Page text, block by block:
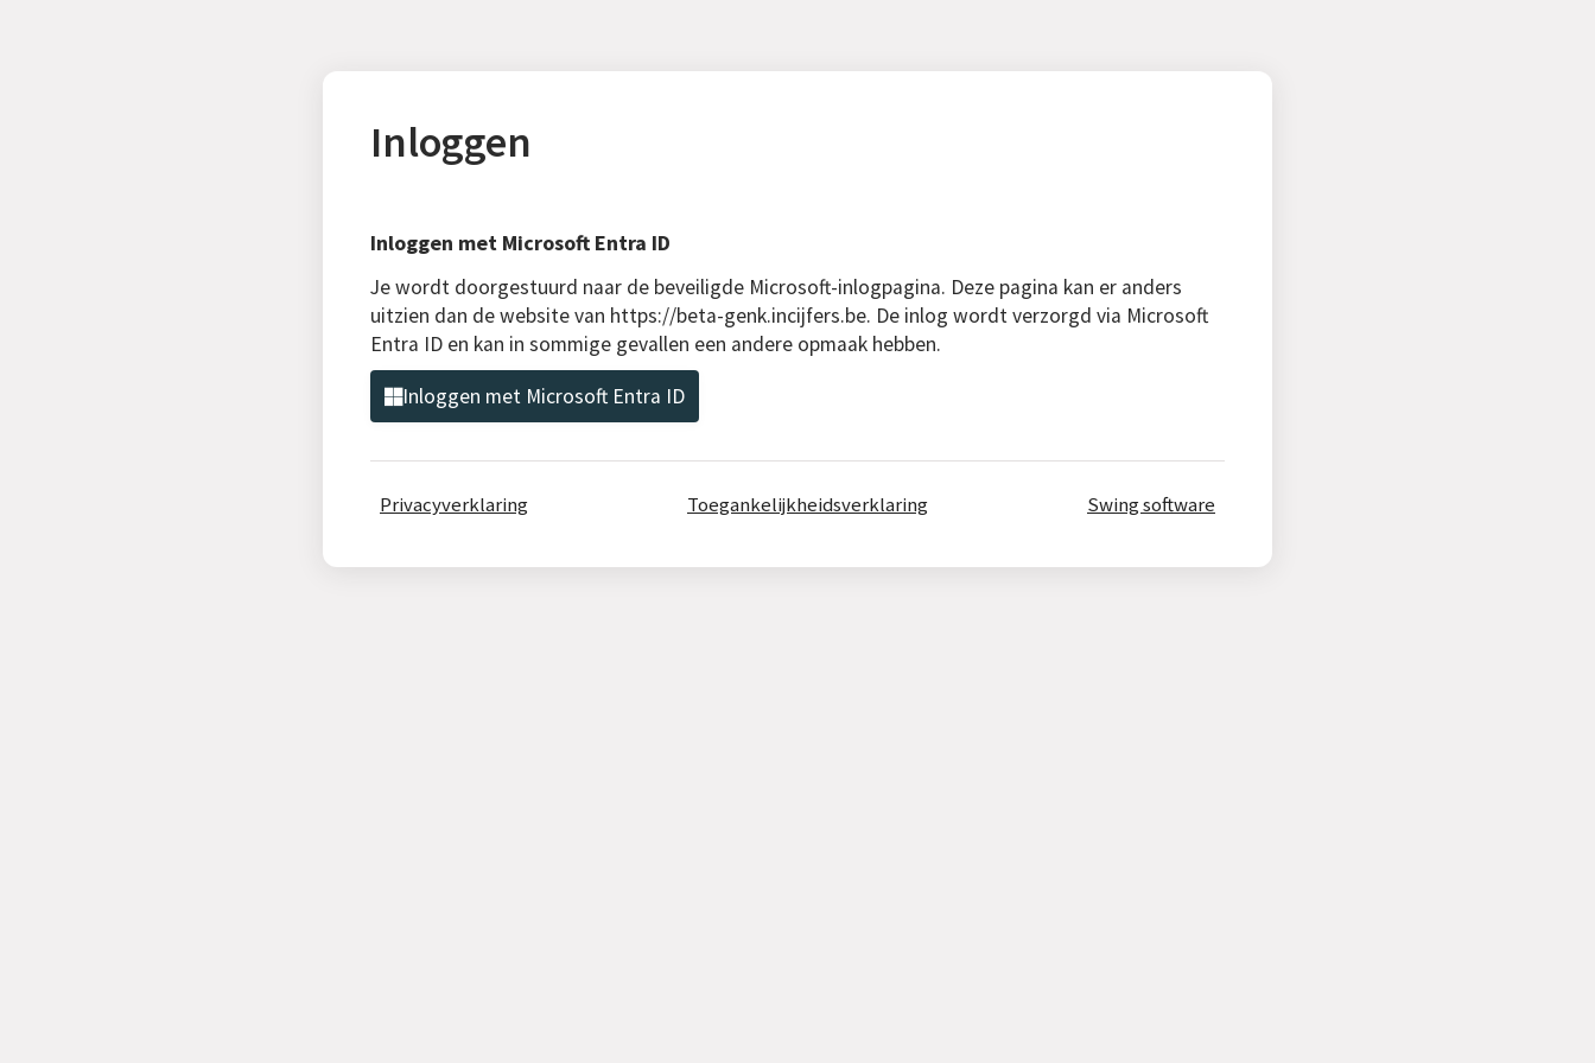
Inloggen
Inloggen met Microsoft Entra ID
Je wordt doorgestuurd naar de beveiligde Microsoft-inlogpagina. Deze pagina kan er anders
uitzien dan de website van https://beta-genk.incijfers.be. De inlog wordt verzorgd via Microsoft
Entra ID en kan in sommige gevallen een andere opmaak hebben.
Inloggen met Microsoft Entra ID
Privacyverklaring Toegankelijkheidsverklaring Swing software